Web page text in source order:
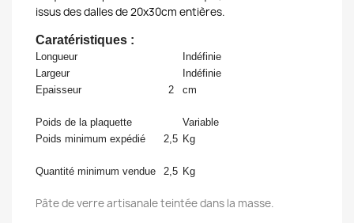
issus des dalles de 20x30cm entières.
Caratéristiques :
Longueur
Indéfinie
Largeur
Indéfinie
Epaisseur
2 cm
Poids de la plaquette
Variable
Poids minimum expédié
2,5 Kg
Quantité minimum vendue 2,5 Kg
Pâte de verre artisanale teintée dans la masse.